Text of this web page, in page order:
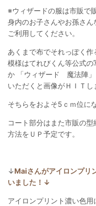
※ウィザードの服は市販で
身内のお子さんやお孫さ
ご利用してください。
あくまで布でそれっぽく作
模様はてれびくん等公式の
か 「ウィザード 魔法陣
いただくと画像がＨＩＴし
そちらをおよそ5ｃｍ位に
コート部分はまた市販の
方法をＵＰ予定です。
↓Maiさんがアイロンプリ
いました！↓
アイロンプリント濃い色